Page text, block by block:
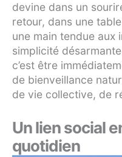
devine dans un
retour, dans une
une main tendue aux
simplicité
c’est être
de bienveillance
de vie collective, de
Un lien social
quotidien